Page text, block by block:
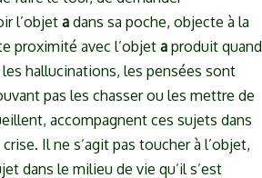
l’objet a dans sa poche, objecte à la
proximité avec l’objet a produit quand
hallucinations, les pensées sont
pas les chasser ou les mettre de
accompagnent ces sujets dans
Il ne s’agit pas toucher à l’objet,
dans le milieu de vie qu’il s’est